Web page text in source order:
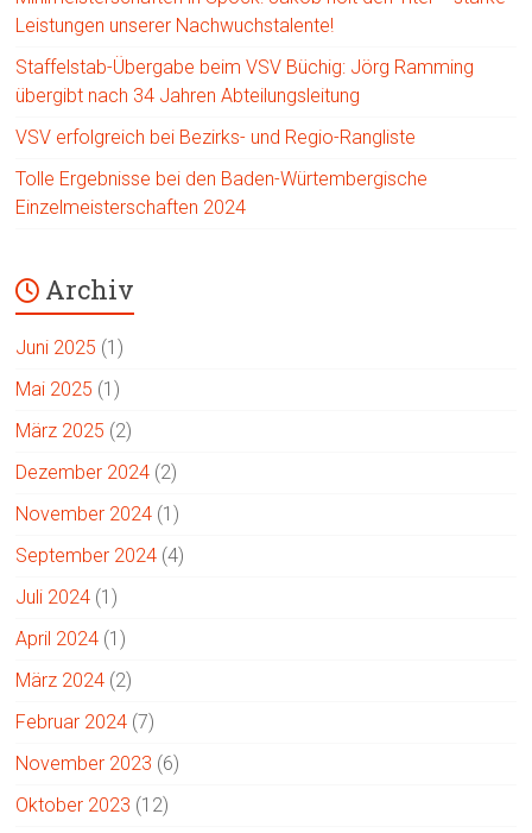
Leistungen unserer Nachwuchstalente!
Staffelstab-Übergabe beim VSV Büchig: Jörg Ramming
übergibt nach 34 Jahren Abteilungsleitung
VSV erfolgreich bei Bezirks- und Regio-Rangliste
Tolle Ergebnisse bei den Baden-Würtembergische
Einzelmeisterschaften 2024
Archiv
Juni 2025 (1)
Mai 2025 (1)
März 2025 (2)
Dezember 2024 (2)
November 2024 (1)
September 2024 (4)
Juli 2024 (1)
April 2024 (1)
März 2024 (2)
Februar 2024 (7)
November 2023 (6)
Oktober 2023 (12)